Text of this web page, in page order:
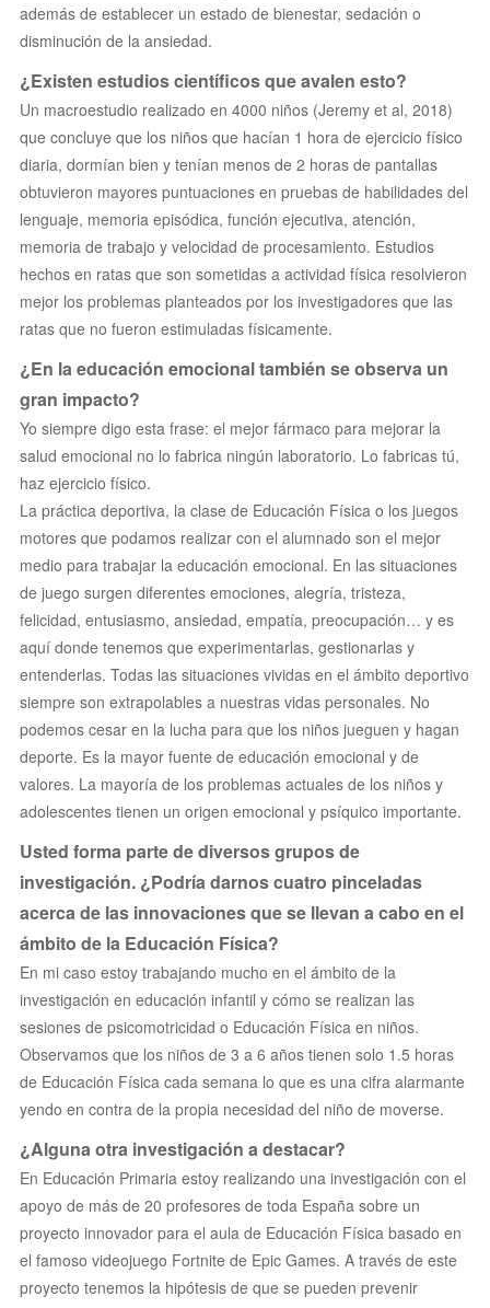
además de establecer un estado de bienestar, sedación o
disminución de la ansiedad.
¿Existen estudios científicos que avalen esto?
Un macroestudio realizado en 4000 niños (Jeremy et al, 2018)
que concluye que los niños que hacían 1 hora de ejercicio físico
diaria, dormían bien y tenían menos de 2 horas de pantallas
obtuvieron mayores puntuaciones en pruebas de habilidades del
lenguaje, memoria episódica, función ejecutiva, atención,
memoria de trabajo y velocidad de procesamiento. Estudios
hechos en ratas que son sometidas a actividad física resolvieron
mejor los problemas planteados por los investigadores que las
ratas que no fueron estimuladas físicamente.
¿En la educación emocional también se observa un
gran impacto?
Yo siempre digo esta frase: el mejor fármaco para mejorar la
salud emocional no lo fabrica ningún laboratorio. Lo fabricas tú,
haz ejercicio físico.
La práctica deportiva, la clase de Educación Física o los juegos
motores que podamos realizar con el alumnado son el mejor
medio para trabajar la educación emocional. En las situaciones
de juego surgen diferentes emociones, alegría, tristeza,
felicidad, entusiasmo, ansiedad, empatía, preocupación… y es
aquí donde tenemos que experimentarlas, gestionarlas y
entenderlas. Todas las situaciones vividas en el ámbito deportivo
siempre son extrapolables a nuestras vidas personales. No
podemos cesar en la lucha para que los niños jueguen y hagan
deporte. Es la mayor fuente de educación emocional y de
valores. La mayoría de los problemas actuales de los niños y
adolescentes tienen un origen emocional y psíquico importante.
Usted forma parte de diversos grupos de
investigación. ¿Podría darnos cuatro pinceladas
acerca de las innovaciones que se llevan a cabo en el
ámbito de la Educación Física?
En mi caso estoy trabajando mucho en el ámbito de la
investigación en educación infantil y cómo se realizan las
sesiones de psicomotricidad o Educación Física en niños.
Observamos que los niños de 3 a 6 años tienen solo 1.5 horas
de Educación Física cada semana lo que es una cifra alarmante
yendo en contra de la propia necesidad del niño de moverse.
¿Alguna otra investigación a destacar?
En Educación Primaria estoy realizando una investigación con el
apoyo de más de 20 profesores de toda España sobre un
proyecto innovador para el aula de Educación Física basado en
el famoso videojuego Fortnite de Epic Games. A través de este
proyecto tenemos la hipótesis de que se pueden prevenir